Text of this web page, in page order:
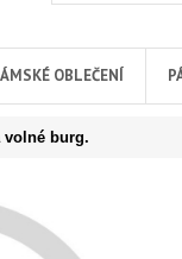
OBLEČENÍ
volné burg.